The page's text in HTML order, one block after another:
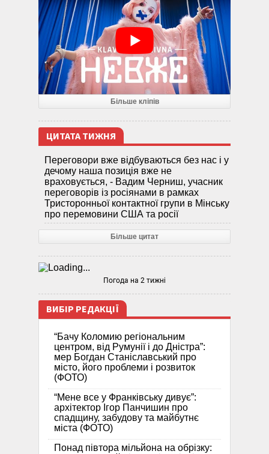
Більше кліпів
ЦИТАТА ТИЖНЯ
Переговори вже відбуваються без нас і у
дечому наша позиція вже не
враховується, - Вадим Черниш, учасник
переговорів із росіянами в рамках
Тристоронньої контактної групи в Мінську
про перемовини США та росії
Більше цитат
Погода на 2 тижні
ВИБІР РЕДАКЦІЇ
“Бачу Коломию регіональним
центром, від Румунії і до Дністра”:
мер Богдан Станіславський про
місто, його проблеми і розвиток
(ФОТО)
“Мене все у Франківську дивує”:
архітектор Ігор Панчишин про
спадщину, забудову та майбутнє
міста (ФОТО)
Понад півтора мільйона на обрізку: